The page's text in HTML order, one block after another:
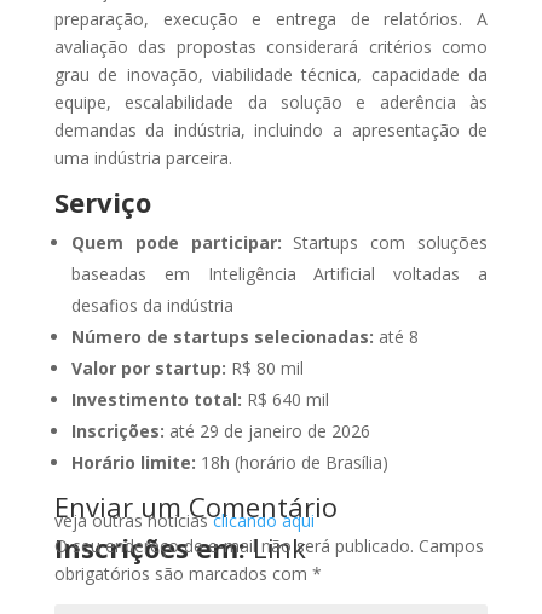
preparação, execução e entrega de relatórios. A
avaliação das propostas considerará critérios como
grau de inovação, viabilidade técnica, capacidade da
equipe, escalabilidade da solução e aderência às
demandas da indústria, incluindo a apresentação de
uma indústria parceira.
Serviço
Quem pode participar: Startups com soluções
baseadas em Inteligência Artificial voltadas a
desafios da indústria
Número de startups selecionadas: até 8
Valor por startup: R$ 80 mil
Investimento total: R$ 640 mil
Inscrições: até 29 de janeiro de 2026
Horário limite: 18h (horário de Brasília)
veja outras noticiasclicando aqui
Inscrições em: Link
Enviar um Comentário
O seu endereço de e-mail não será publicado. Campos
obrigatórios são marcados com *